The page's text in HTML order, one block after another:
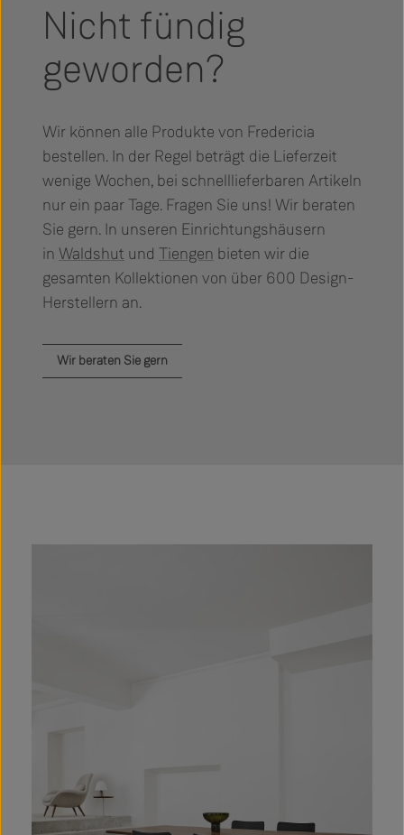
Nicht fündig
geworden?
Wir können alle Produkte von Fredericia
bestellen. In der Regel beträgt die Lieferzeit
wenige Wochen, bei schnelllieferbaren Artikeln
nur ein paar Tage. Fragen Sie uns! Wir beraten
Sie gern. In unseren Einrichtungshäusern
in Waldshut und Tiengen bieten wir die
gesamten Kollektionen von über 600 Design-
Herstellern an.
Wir beraten Sie gern